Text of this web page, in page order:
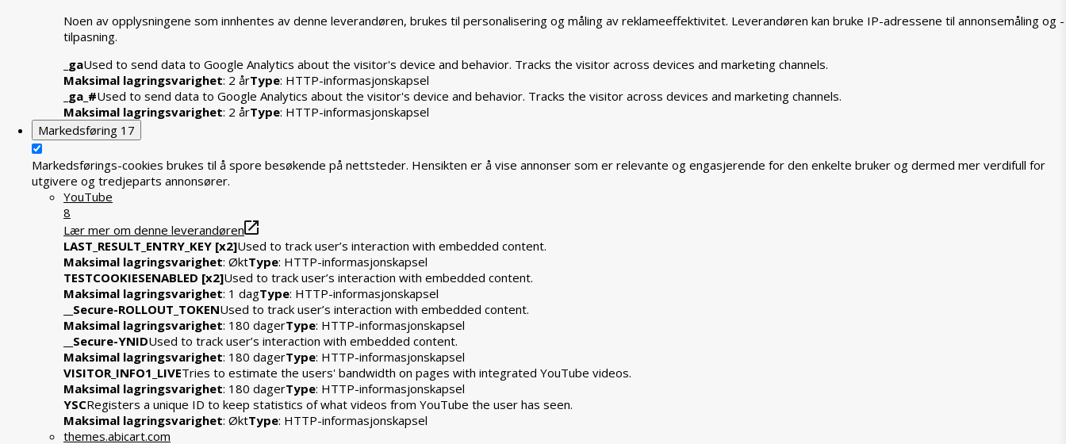
Noen av opplysningene som innhentes av denne leverandøren, brukes til personalisering og måling av reklameeffektivitet. Leverandøren kan bruke IP-adressene til annonsemåling og -
tilpasning.
_gaUsed to send data to Google Analytics about the visitor's device and behavior. Tracks the visitor across devices and marketing channels.
Maksimal lagringsvarighet: 2 årType: HTTP-informasjonskapsel
_ga_#Used to send data to Google Analytics about the visitor's device and behavior. Tracks the visitor across devices and marketing channels.
Maksimal lagringsvarighet: 2 årType: HTTP-informasjonskapsel
Markedsføring 17
Markedsførings-cookies brukes til å spore besøkende på nettsteder. Hensikten er å vise annonser som er relevante og engasjerende for den enkelte bruker og dermed mer verdifull for
utgivere og tredjeparts annonsører.
YouTube
8
Lær mer om denne leverandøren
LAST_RESULT_ENTRY_KEY [x2]Used to track user’s interaction with embedded content.
Maksimal lagringsvarighet: ØktType: HTTP-informasjonskapsel
TESTCOOKIESENABLED [x2]Used to track user’s interaction with embedded content.
Maksimal lagringsvarighet: 1 dagType: HTTP-informasjonskapsel
__Secure-ROLLOUT_TOKENUsed to track user’s interaction with embedded content.
Maksimal lagringsvarighet: 180 dagerType: HTTP-informasjonskapsel
__Secure-YNIDUsed to track user’s interaction with embedded content.
Maksimal lagringsvarighet: 180 dagerType: HTTP-informasjonskapsel
VISITOR_INFO1_LIVETries to estimate the users' bandwidth on pages with integrated YouTube videos.
Maksimal lagringsvarighet: 180 dagerType: HTTP-informasjonskapsel
YSCRegisters a unique ID to keep statistics of what videos from YouTube the user has seen.
Maksimal lagringsvarighet: ØktType: HTTP-informasjonskapsel
themes.abicart.com